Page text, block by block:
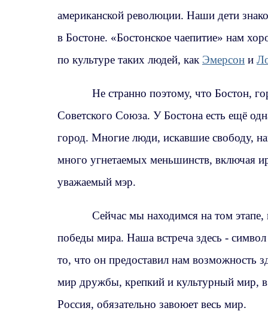
американской революции. Наши дети
в Бостоне. «Бостонское чаепитие» нам
по культуре таких людей, как Эмерсон и
Не странно поэтому, что Бостон,
Советского Союза. У Бостона есть ещё
город. Многие люди, искавшие свободу,
много угнетаемых меньшинств, включая
уважаемый мэр.
Сейчас мы находимся на том этапе,
победы мира. Наша встреча здесь -
то, что он предоставил нам возможность
мир дружбы, крепкий и культурный мир,
Россия, обязательно завоюет весь мир.